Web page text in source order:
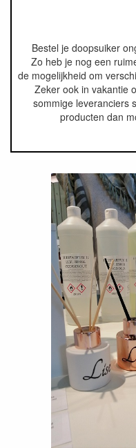
Bestel je doopsuiker
Zo heb je nog een
de mogelijkheid om
Zeker ook in vakantie
sommige leveranciers
producten dan